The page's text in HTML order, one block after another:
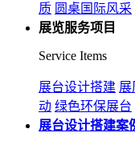
质 圆桌国际风采
展览服务项目
Service Items
展台设计搭建 展
动 绿色环保展台
展台设计搭建案